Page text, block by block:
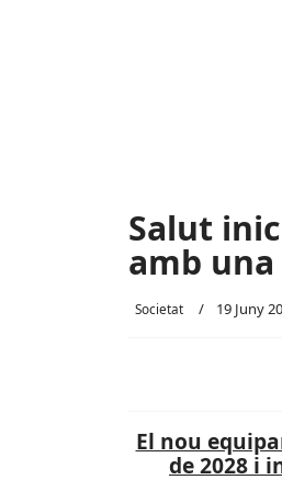
Salut
amb
Societat 19 Juny
El nou
de 2028 i